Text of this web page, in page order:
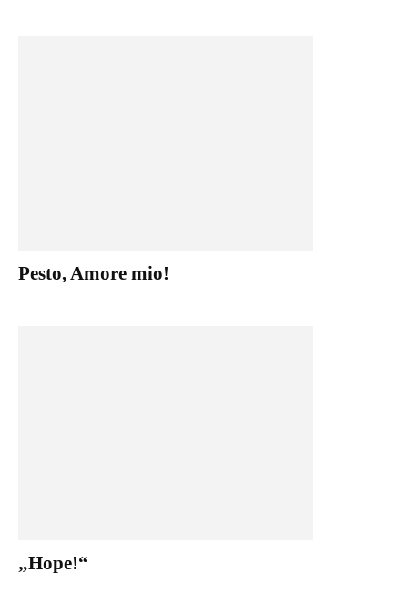
Pesto, Amore mio!
„Hope!“